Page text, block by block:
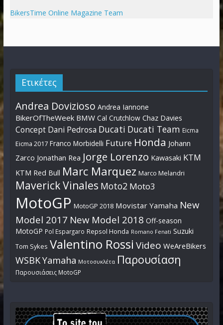
BikersTime Online Magazine Team
Ετικέτες
Andrea Dovizioso Andrea Iannone
BikerOfTheWeek BMW Cal Crutchlow Chaz Davies
Concept Dani Pedrosa Ducati Ducati Team Eicma
Eicma 2017 Franco Morbidelli Future Honda Johann
Zarco Jonathan Rea Jorge Lorenzo Kawasaki KTM
KTM Red Bull Marc Marquez Marco Melandri
Maverick Vinales Moto2 Moto3
MotoGP MotoGP 2018 Movistar Yamaha New
Model 2017 New Model 2018 Off-season
MotoGP Pol Espargaro Repsol Honda Romano Fenati Suzuki
Tom Sykes Valentino Rossi Video WeAreBikers
WSBKYamaha Μοτοσυκλέτα Παρουσίαση
Παρουσιάσεις MotoGP